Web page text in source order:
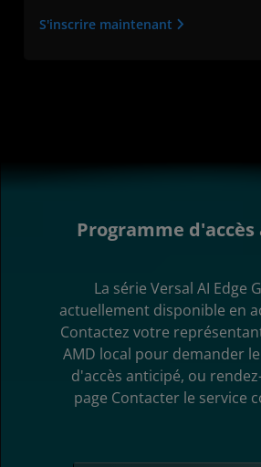
S'inscrire maintenant
Programme
La série Versal AI Edge
actuellement disponible en
Contactez votre
AMD local pour demander
d'accès anticipé, ou
page Contacter le service